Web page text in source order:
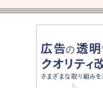
II」